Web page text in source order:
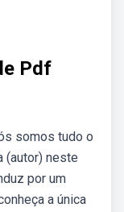
Pdf
somos tudo o
(autor) neste
por um
a única